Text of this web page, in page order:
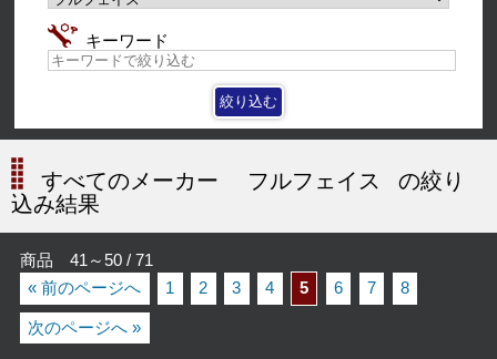
キーワード
すべてのメーカー フルフェイス
の絞り
込み結果
商品 41～50 / 71
« 前のページへ
1 2 3 4 5 6 7 8
次のページへ »